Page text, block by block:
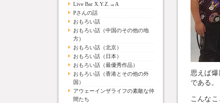
Live Bar X.Y.Z.→A
Pさんの話
おもろい話
おもろい話（中国のその他の地
方）
おもろい話（北京）
おもろい話（日本）
おもろい話（最優秀作品）
おもろい話（香港とその他の外
国）
アウェーインザライフの素敵な仲
間たち
思えば
である。
こんな